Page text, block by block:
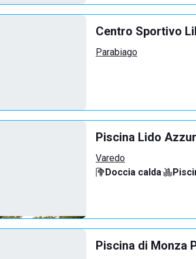
Centro Sportivo
Parabiago
Piscina Lido
Varedo
Doccia calda·
Piscina di Monza